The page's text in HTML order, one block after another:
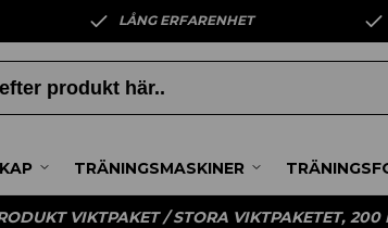
LÅNG ERFARENHET
TRÄNINGSMASKINER
VIKTPAKET / STORA VIKTPAKETET, 200